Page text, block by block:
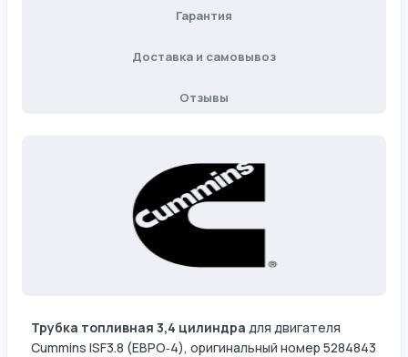
Гарантия
Доставка и самовывоз
Отзывы
Трубка топливная 3,4 цилиндра для двигателя
Cummins ISF3.8 (ЕВРО‑4), оригинальный номер 5284843